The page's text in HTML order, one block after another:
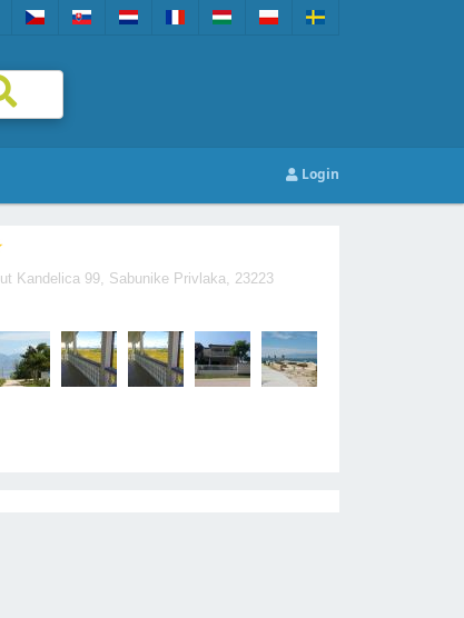
Login
Kandelica 99, Sabunike Privlaka, 23223